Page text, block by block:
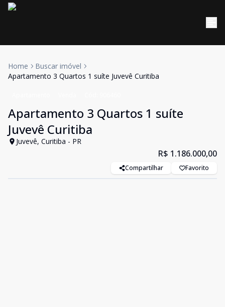
Home
Buscar imóvel
Apartamento 3 Quartos 1 suíte Juvevê Curitiba
Apartamento 3 Quartos 1 suíte
Juvevê Curitiba
Juvevê, Curitiba - PR
R$ 1.186.000,00
Compartilhar Favorito